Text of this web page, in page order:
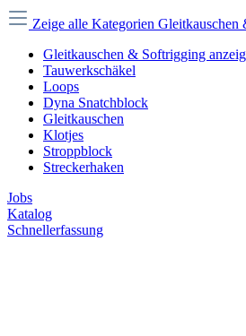
Zeige alle Kategorien Gleitkauschen
Gleitkauschen & Softrigging
Tauwerkschäkel
Loops
Dyna Snatchblock
Gleitkauschen
Klotjes
Stroppblock
Streckerhaken
Jobs
Katalog
Schnellerfassung